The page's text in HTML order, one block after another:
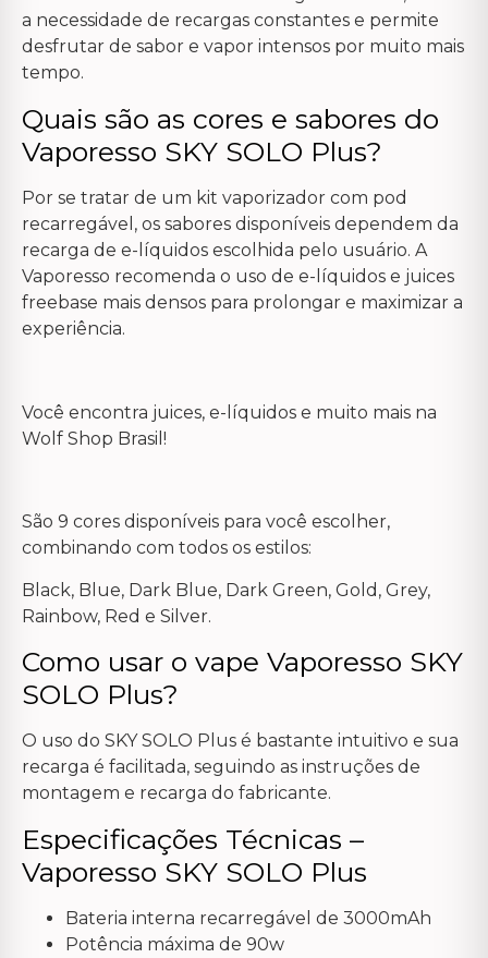
a necessidade de recargas constantes e permite
desfrutar de sabor e vapor intensos por muito mais
tempo.
Quais são as cores e sabores do
Vaporesso SKY SOLO Plus?
Por se tratar de um kit vaporizador com pod
recarregável, os sabores disponíveis dependem da
recarga de e-líquidos escolhida pelo usuário. A
Vaporesso recomenda o uso de e-líquidos e juices
freebase mais densos para prolongar e maximizar a
experiência.
Você encontra juices, e-líquidos e muito mais na
Wolf Shop Brasil!
São 9 cores disponíveis para você escolher,
combinando com todos os estilos:
Black, Blue, Dark Blue, Dark Green, Gold, Grey,
Rainbow, Red e Silver.
Como usar o vape Vaporesso SKY
SOLO Plus?
O uso do SKY SOLO Plus é bastante intuitivo e sua
recarga é facilitada, seguindo as instruções de
montagem e recarga do fabricante.
Especificações Técnicas –
Vaporesso SKY SOLO Plus
Bateria interna recarregável de 3000mAh
Potência máxima de 90w